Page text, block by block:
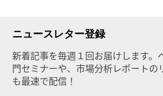
ニュースレター登録
新着記事を毎週１回お届けします。
門セミナーや、市場分析レポートの
も最速で配信！